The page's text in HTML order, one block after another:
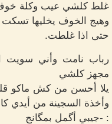
غلط كلشي عيب وكلة خوف
وهيج الخوف يخليها
حتى اذا غلطت.
رباب نامت وأني سويت
مجهز كلشي
يلا أحسن من كش ماكو
وأخذة السجينة من أيدي
: -جيبي أگمل بمگانج